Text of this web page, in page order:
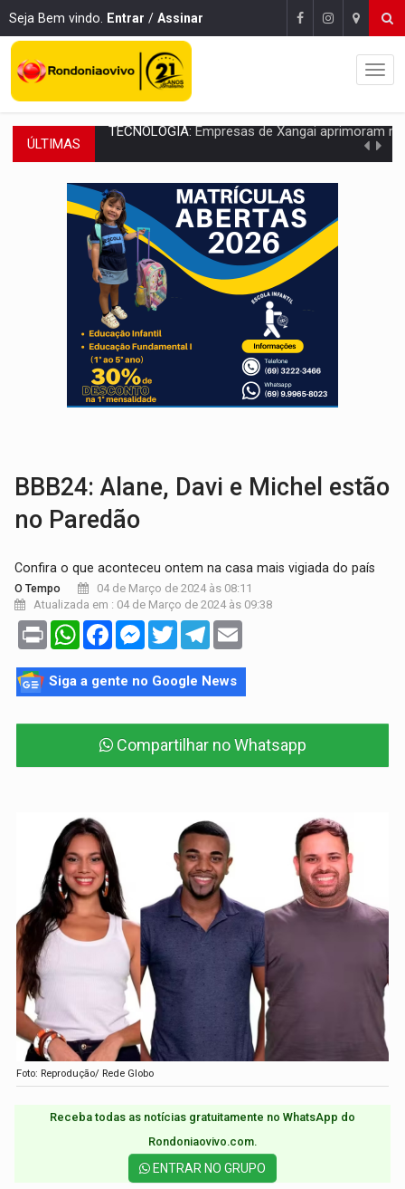
Seja Bem vindo. Entrar / Assinar
ÚLTIMAS PROTEGE A TERRA: China descobre como explodir asteroide com
VÍDEO:Motociclista morre após bater na traseira de
PARECE UM NUGGET: Essa receita com frango virou o meu
EMPREENDEDORISMO:7 negócios que podem começar com pouco dinheiro e
GIGANTE DA AMÉRICA: Brasil reúne dimensão continental e posição
INDEPENDÊNCIA: 10 dicas importantes para quem quer
VARCENA: Cientistas descobrem nova espécie de rã em florestas
BARGANHA: Vai comprar celular usado? Veja como consultar o
BBB24: Alane, Davi e Michel estão
no Paredão
Confira o que aconteceu ontem na casa mais vigiada do país
O Tempo
04 de Março de 2024 às 08:11
Atualizada em : 04 de Março de 2024 às 09:38
Print WhatsAppFacebookMessenger
TwitterTelegram
Siga a gente no Google News
Compartilhar no Whatsapp
Foto: Reprodução/ Rede Globo
Receba todas as notícias gratuitamente no WhatsApp do
Rondoniaovivo.com.​
ENTRAR NO GRUPO